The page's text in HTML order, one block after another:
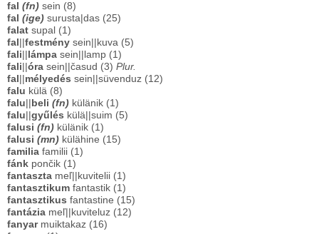
fal (fn) sein (8)
fal (ige) surusta|das (25)
falat supal (1)
fal
festmény sein||kuva (5)
fali
lámpa sein||lamp (1)
fali óra sein||časud (3) Plur.
fal
mélyedés sein||süvenduz (12)
falu külä (8)
falu
beli (fn) külänik (1)
falu gyűlés külä||suim (5)
falusi (fn) külänik (1)
falusi (mn) külähine (15)
familia familii (1)
fánk pončik (1)
fantaszta meľ||kuvitelii (1)
fantasztikum fantastik (1)
fantasztikus fantastine (15)
fantázia meľ||kuviteluz (12)
fanyar muiktakaz (16)